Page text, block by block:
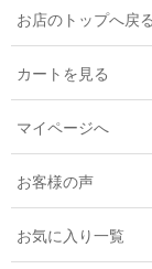
お店のトップへ戻る
カートを見る
マイページへ
お客様の声
お気に入り一覧